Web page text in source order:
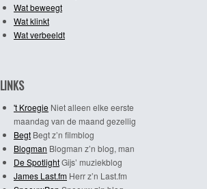
Wat beweegt
Wat klinkt
Wat verbeeldt
LINKS
't Kroegie Niet alleen elke eerste
maandag van de maand gezellig
Begt Begt z’n filmblog
Blogman Blogman z’n blog, man
De SpotlightGijs’ muziekblog
James Last.fm Herr z’n Last.fm